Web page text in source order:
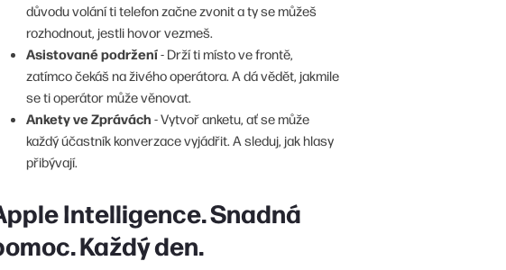
důvodu volání ti telefon začne zvonit a ty se můžeš
rozhodnout, jestli hovor vezmeš.
Asistované podržení- Drží ti místo ve frontě,
zatímco čekáš na živého operátora. A dá vědět, jakmile
se ti operátor může věnovat.
Ankety ve Zprávách - Vytvoř anketu, ať se může
každý účastník konverzace vyjádřit. A sleduj, jak hlasy
přibývají.
Intelligence. Snadná
Každý den.